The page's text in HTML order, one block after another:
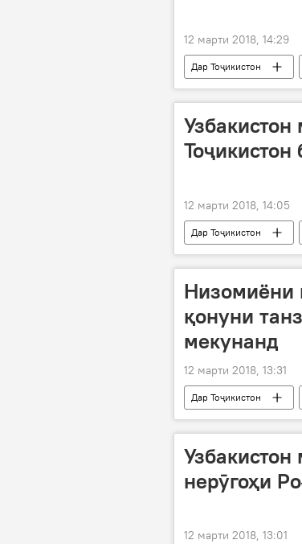
12 марти 2018, 14:29
Дар Тоҷикистон
Вазорати тандурустӣ
12 марти 2018, 14:05
Дар Тоҷикистон
бардошти минаҳо
Низомиёни
қонуни
мекунанд
12 марти 2018, 13:31
Дар Тоҷикистон
Маҷлиси намояндагон
Узбакистон
нерӯгоҳи
12 марти 2018, 13:01